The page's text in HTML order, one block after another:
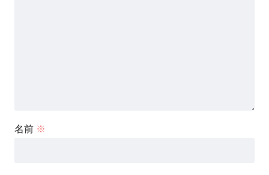
名前 ※